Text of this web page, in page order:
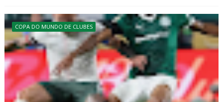
COPA DO MUNDO DE CLUBES